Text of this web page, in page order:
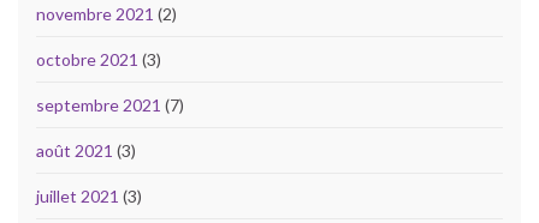
novembre 2021 (2)
octobre 2021 (3)
septembre 2021 (7)
août 2021 (3)
juillet 2021 (3)